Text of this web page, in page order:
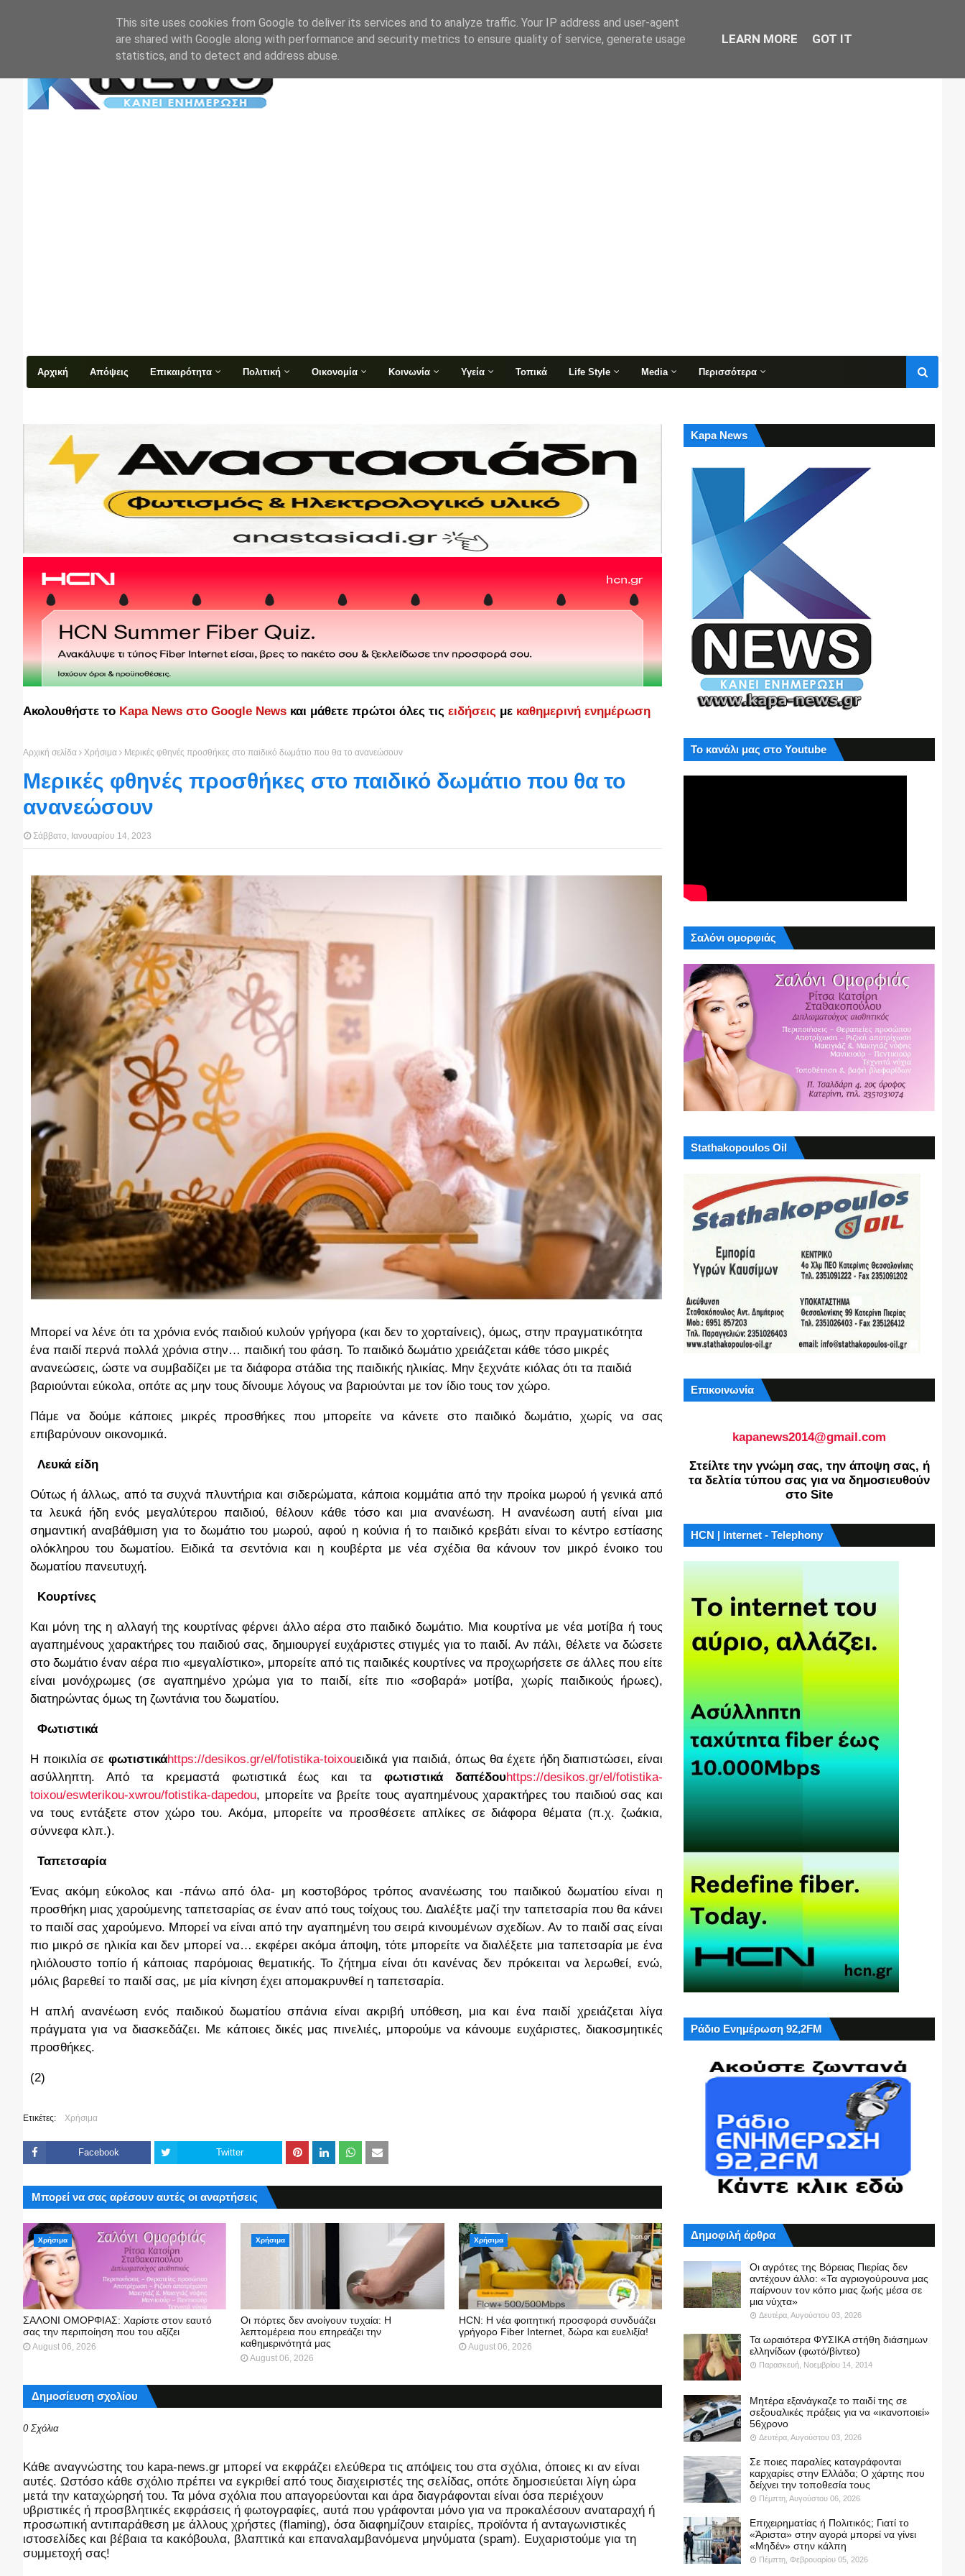
Αρχική Απόψεις Επικαιρότητα Πολιτική Οικονομία Κοινωνία Υγεία Τοπικά Life Style Media Περισσότερα
Ακολουθήστε το Kapa News στο Google News και μάθετε πρώτοι όλες τις ειδήσεις με καθημερινή ενημέρωση
Αρχική σελίδα Χρήσιμα Μερικές φθηνές προσθήκες στο παιδικό δωμάτιο που θα το ανανεώσουν
Μερικές φθηνές προσθήκες στο παιδικό δωμάτιο που θα το
ανανεώσουν
Σάββατο, Ιανουαρίου 14, 2023
Μπορεί να λένε ότι τα χρόνια ενός παιδιού κυλούν γρήγορα (και δεν το χορταίνεις), όμως, στην πραγματικότητα
ένα παιδί περνά πολλά χρόνια στην… παιδική του φάση. Το παιδικό δωμάτιο χρειάζεται κάθε τόσο μικρές
ανανεώσεις, ώστε να συμβαδίζει με τα διάφορα στάδια της παιδικής ηλικίας. Μην ξεχνάτε κιόλας ότι τα παιδιά
βαριούνται εύκολα, οπότε ας μην τους δίνουμε λόγους να βαριούνται με τον ίδιο τους τον χώρο.
Πάμε να δούμε κάποιες μικρές προσθήκες που μπορείτε να κάνετε στο παιδικό δωμάτιο, χωρίς να σας
επιβαρύνουν οικονομικά.
Λευκά είδη
Ούτως ή άλλως, από τα συχνά πλυντήρια και σιδερώματα, κάποια κομμάτια από την προίκα μωρού ή γενικά από
τα λευκά ήδη ενός μεγαλύτερου παιδιού, θέλουν κάθε τόσο και μια ανανέωση. Η ανανέωση αυτή είναι μια
σημαντική αναβάθμιση για το δωμάτιο του μωρού, αφού η κούνια ή το παιδικό κρεβάτι είναι το κέντρο εστίασης
ολόκληρου του δωματίου. Ειδικά τα σεντόνια και η κουβέρτα με νέα σχέδια θα κάνουν τον μικρό ένοικο του
δωματίου πανευτυχή.
Κουρτίνες
Και μόνη της η αλλαγή της κουρτίνας φέρνει άλλο αέρα στο παιδικό δωμάτιο. Μια κουρτίνα με νέα μοτίβα ή τους
αγαπημένους χαρακτήρες του παιδιού σας, δημιουργεί ευχάριστες στιγμές για το παιδί. Αν πάλι, θέλετε να δώσετε
στο δωμάτιο έναν αέρα πιο «μεγαλίστικο», μπορείτε από τις παιδικές κουρτίνες να προχωρήσετε σε άλλες που είτε
είναι μονόχρωμες (σε αγαπημένο χρώμα για το παιδί, είτε πιο «σοβαρά» μοτίβα, χωρίς παιδικούς ήρωες),
διατηρώντας όμως τη ζωντάνια του δωματίου.
Φωτιστικά
Η ποικιλία σε φωτιστικάhttps://desikos.gr/el/fotistika-toixouειδικά για παιδιά, όπως θα έχετε ήδη διαπιστώσει, είναι
ασύλληπτη. Από τα κρεμαστά φωτιστικά έως και ταφωτιστικά δαπέδουhttps://desikos.gr/el/fotistika-
toixou/eswterikou-xwrou/fotistika-dapedou, μπορείτε να βρείτε τους αγαπημένους χαρακτήρες του παιδιού σας και
να τους εντάξετε στον χώρο του. Ακόμα, μπορείτε να προσθέσετε απλίκες σε διάφορα θέματα (π.χ. ζωάκια,
σύννεφα κλπ.).
Ταπετσαρία
Ένας ακόμη εύκολος και -πάνω από όλα- μη κοστοβόρος τρόπος ανανέωσης του παιδικού δωματίου είναι η
προσθήκη μιας χαρούμενης ταπετσαρίας σε έναν από τους τοίχους του. Διαλέξτε μαζί την ταπετσαρία που θα κάνει
το παιδί σας χαρούμενο. Μπορεί να είναι από την αγαπημένη του σειρά κινουμένων σχεδίων. Αν το παιδί σας είναι
πιο μικρό σε ηλικία και δεν μπορεί να… εκφέρει ακόμα άποψη, τότε μπορείτε να διαλέξετε μια ταπετσαρία με ένα
ηλιόλουστο τοπίο ή κάποιας παρόμοιας θεματικής. Το ζήτημα είναι ότι κανένας δεν πρόκειται να λερωθεί, ενώ,
μόλις βαρεθεί το παιδί σας, με μία κίνηση έχει απομακρυνθεί η ταπετσαρία.
Η απλή ανανέωση ενός παιδικού δωματίου σπάνια είναι ακριβή υπόθεση, μια και ένα παιδί χρειάζεται λίγα
πράγματα για να διασκεδάζει. Με κάποιες δικές μας πινελιές, μπορούμε να κάνουμε ευχάριστες, διακοσμητικές
προσθήκες.
(2)
Ετικέτες: Χρήσιμα
Facebook Twitter
Μπορεί να σας αρέσουν αυτές οι αναρτήσεις
Χρήσιμα
ΣΑΛΟΝΙ ΟΜΟΡΦΙΑΣ: Χαρίστε στον εαυτό
σας την περιποίηση που του αξίζει
August 06, 2026
Χρήσιμα
Οι πόρτες δεν ανοίγουν τυχαία: Η
λεπτομέρεια που επηρεάζει την
καθημερινότητά μας
August 06, 2026
Χρήσιμα
HCN: Η νέα φοιτητική προσφορά συνδυάζει
γρήγορο Fiber Internet, δώρα και ευελιξία!
August 06, 2026
Δημοσίευση σχολίου
0 Σχόλια
Kάθε αναγνώστης του kapa-news.gr μπορεί να εκφράζει ελεύθερα τις απόψεις του στα σχόλια, όποιες κι αν είναι
αυτές. Ωστόσο κάθε σχόλιο πρέπει να εγκριθεί από τους διαχειριστές της σελίδας, οπότε δημοσιεύεται λίγη ώρα
μετά την καταχώρησή του. Τα μόνα σχόλια που απαγορεύονται και άρα διαγράφονται είναι όσα περιέχουν
υβριστικές ή προσβλητικές εκφράσεις ή φωτογραφίες, αυτά που γράφονται μόνο για να προκαλέσουν αναταραχή ή
προσωπική αντιπαράθεση με άλλους χρήστες (flaming), όσα διαφημίζουν εταιρίες, προϊόντα ή ανταγωνιστικές
ιστοσελίδες και βέβαια τα κακόβουλα, βλαπτικά και επαναλαμβανόμενα μηνύματα (spam). Ευχαριστούμε για τη
συμμετοχή σας!
Kapa News
Το κανάλι μας στο Youtube
Σαλόνι ομορφιάς
Stathakopoulos Oil
Επικοινωνία
kapanews2014@gmail.com
Στείλτε την γνώμη σας, την άποψη σας, ή
τα δελτία τύπου σας για να δημοσιευθούν
στο Site
HCN | Internet - Telephony
Ράδιο Ενημέρωση 92,2FM
Δημοφιλή άρθρα
Οι αγρότες της Βόρειας Πιερίας δεν
αντέχουν άλλο: «Τα αγριογούρουνα μας
παίρνουν τον κόπο μιας ζωής μέσα σε
μια νύχτα»
Δευτέρα, Αυγούστου 03, 2026
Τα ωραιότερα ΦΥΣΙΚΑ στήθη διάσημων
ελληνίδων (φωτό/βίντεο)
Παρασκευή, Νοεμβρίου 14, 2014
Μητέρα εξανάγκαζε το παιδί της σε
σεξουαλικές πράξεις για να «ικανοποιεί»
56χρονο
Δευτέρα, Αυγούστου 03, 2026
Σε ποιες παραλίες καταγράφονται
καρχαρίες στην Ελλάδα; Ο χάρτης που
δείχνει την τοποθεσία τους
Πέμπτη, Αυγούστου 06, 2026
Επιχειρηματίας ή Πολιτικός; Γιατί το
«Άριστα» στην αγορά μπορεί να γίνει
«Μηδέν» στην κάλπη
Πέμπτη, Φεβρουαρίου 05, 2026
This site uses cookies from Google to deliver its services and to analyze traffic. Your IP address and user-agent
are shared with Google along with performance and security metrics to ensure quality of service, generate usage
statistics, and to detect and address abuse.
LEARN MORE GOT IT